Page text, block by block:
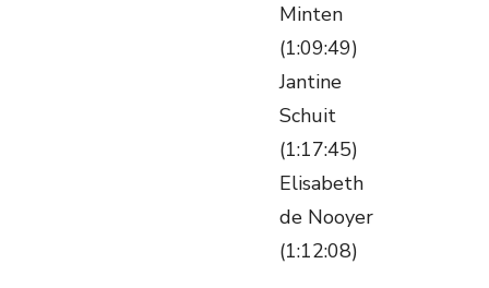
Minten
(1:09:49)
Jantine
Schuit
(1:17:45)
Elisabeth
de Nooyer
(1:12:08)